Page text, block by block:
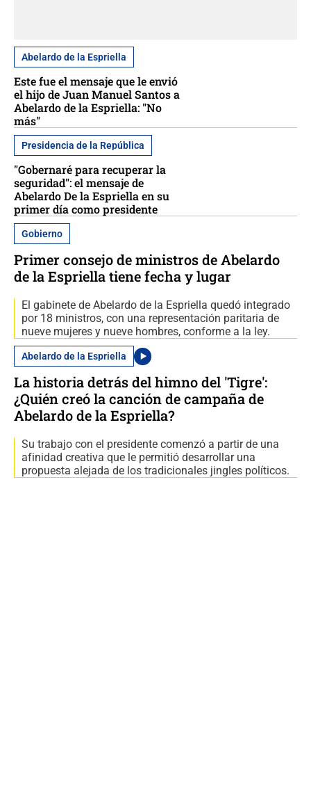
Abelardo de la Espriella
Este fue el mensaje que le envió
el hijo de Juan Manuel Santos a
Abelardo de la Espriella: "No
más"
Presidencia de la República
"Gobernaré para recuperar la
seguridad": el mensaje de
Abelardo De la Espriella en su
primer día como presidente
Gobierno
Primer consejo de ministros de Abelardo
de la Espriella tiene fecha y lugar
El gabinete de Abelardo de la Espriella quedó integrado
por 18 ministros, con una representación paritaria de
nueve mujeres y nueve hombres, conforme a la ley.
Abelardo de la Espriella
La historia detrás del himno del 'Tigre':
¿Quién creó la canción de campaña de
Abelardo de la Espriella?
Su trabajo con el presidente comenzó a partir de una
afinidad creativa que le permitió desarrollar una
propuesta alejada de los tradicionales jingles políticos.